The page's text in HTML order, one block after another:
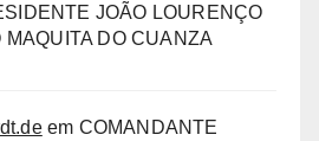
JOÃO LOURENÇO
DO CUANZA
em COMANDANTE